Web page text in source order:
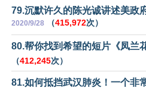
79.沉默许久的陈光诚讲述美政
2020/9/28 （415,972次）
80.帮你找到希望的短片《凤兰
（412,245次）
81.如何抵挡武汉肺炎！一个非